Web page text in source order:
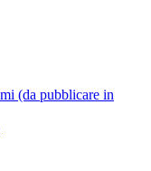
(da pubblicare in